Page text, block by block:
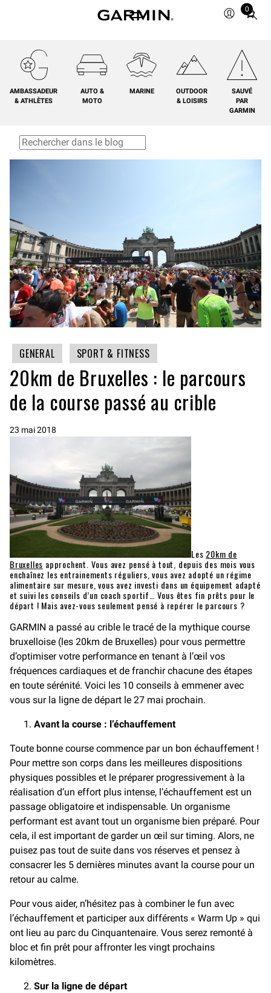
0
Total
cart:
0
AMBASSADEUR
& ATHLÈTES
AUTO &
MOTO
MARINE
OUTDOOR
& LOISIRS
SAUVÉ
PAR
GARMIN
GENERAL SPORT & FITNESS
20km de Bruxelles : le parcours
de la course passé au crible
23 mai 2018
Les 20km de
Bruxelles approchent. Vous avez pensé à tout, depuis des mois vous
enchaînez les entrainements réguliers, vous avez adopté un régime
alimentaire sur mesure, vous avez investi dans un équipement adapté
et suivi les conseils d’un coach sportif… Vous êtes fin prêts pour le
départ ! Mais avez-vous seulement pensé à repérer le parcours ?
GARMIN a passé au crible le tracé de la mythique course
bruxelloise (les 20km de Bruxelles) pour vous permettre
d’optimiser votre performance en tenant à l’œil vos
fréquences cardiaques et de franchir chacune des étapes
en toute sérénité. Voici les 10 conseils à emmener avec
vous sur la ligne de départ le 27 mai prochain.
Avant la course : l’échauffement
Toute bonne course commence par un bon échauffement !
Pour mettre son corps dans les meilleures dispositions
physiques possibles et le préparer progressivement à la
réalisation d’un effort plus intense, l’échauffement est un
passage obligatoire et indispensable. Un organisme
performant est avant tout un organisme bien préparé. Pour
cela, il est important de garder un œil sur timing. Alors, ne
puisez pas tout de suite dans vos réserves et pensez à
consacrer les 5 dernières minutes avant la course pour un
retour au calme.
Pour vous aider, n’hésitez pas à combiner le fun avec
l’échauffement et participer aux différents « Warm Up » qui
ont lieu au parc du Cinquantenaire. Vous serez remonté à
bloc et fin prêt pour affronter les vingt prochains
kilomètres.
Sur la ligne de départ